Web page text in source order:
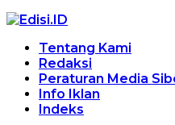
Tentang Kami
Redaksi
Peraturan Media
Info Iklan
Indeks